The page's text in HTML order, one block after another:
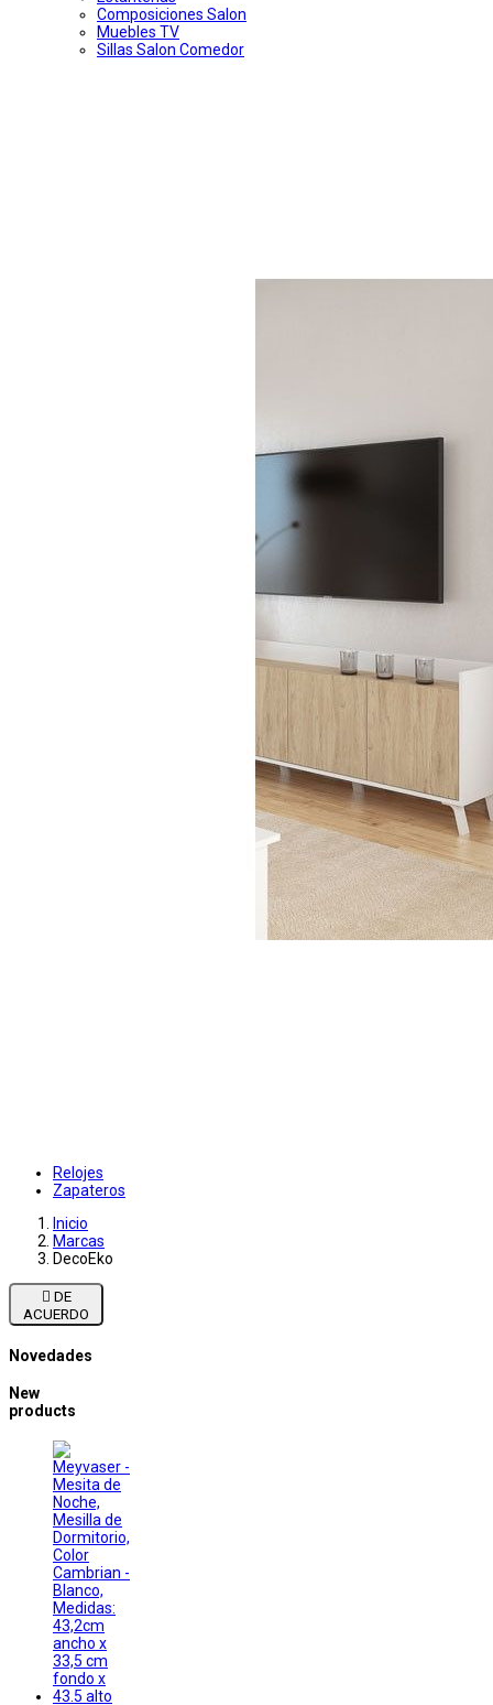
Composiciones Salon
Muebles TV
Sillas Salon Comedor
Relojes
Zapateros
Inicio
Marcas
DecoEko

ACUERDO
Novedades
New
products